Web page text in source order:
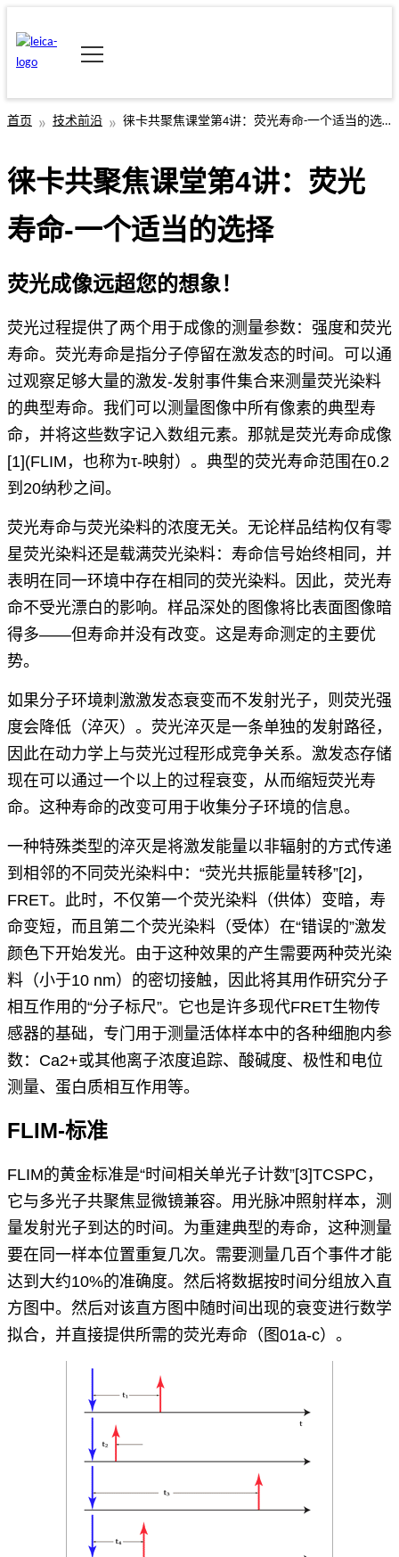
首页 技术前沿 徕卡共聚焦课堂第4讲：荧光寿命-一个适当的选择
徕卡共聚焦课堂第4讲：荧光
寿命-一个适当的选择
荧光成像远超您的想象！
荧光过程提供了两个用于成像的测量参数：强度和荧光
寿命。荧光寿命是指分子停留在激发态的时间。可以通
过观察足够大量的激发-发射事件集合来测量荧光染料
的典型寿命。我们可以测量图像中所有像素的典型寿
命，并将这些数字记入数组元素。那就是荧光寿命成像
[1](FLIM，也称为τ-映射）。典型的荧光寿命范围在0.2
到20纳秒之间。
荧光寿命与荧光染料的浓度无关。无论样品结构仅有零
星荧光染料还是载满荧光染料：寿命信号始终相同，并
表明在同一环境中存在相同的荧光染料。因此，荧光寿
命不受光漂白的影响。样品深处的图像将比表面图像暗
得多——但寿命并没有改变。这是寿命测定的主要优
势。
如果分子环境刺激激发态衰变而不发射光子，则荧光强
度会降低（淬灭）。荧光淬灭是一条单独的发射路径，
因此在动力学上与荧光过程形成竞争关系。激发态存储
现在可以通过一个以上的过程衰变，从而缩短荧光寿
命。这种寿命的改变可用于收集分子环境的信息。
一种特殊类型的淬灭是将激发能量以非辐射的方式传递
到相邻的不同荧光染料中：“荧光共振能量转移”[2] ，
FRET。此时，不仅第一个荧光染料（供体）变暗，寿
命变短，而且第二个荧光染料（受体）在“错误的”激发
颜色下开始发光。由于这种效果的产生需要两种荧光染
料（小于10 nm）的密切接触，因此将其用作研究分子
相互作用的“分子标尺”。它也是许多现代FRET生物传
感器的基础，专门用于测量活体样本中的各种细胞内参
数：Ca2+或其他离子浓度追踪、酸碱度、极性和电位
测量、蛋白质相互作用等。
FLIM-标准
FLIM的黄金标准是“时间相关单光子计数”[3]TCSPC，
它与多光子共聚焦显微镜兼容。用光脉冲照射样本，测
量发射光子到达的时间。为重建典型的寿命，这种测量
要在同一样本位置重复几次。需要测量几百个事件才能
达到大约10%的准确度。然后将数据按时间分组放入直
方图中。然后对该直方图中随时间出现的衰变进行数学
拟合，并直接提供所需的荧光寿命（图01a-c）。